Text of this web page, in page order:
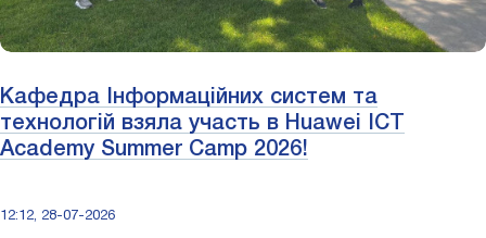
Кафедра Інформаційних систем та
технологій взяла участь в Huawei ICT
Academy Summer Camp 2026!
12:12, 28-07-2026